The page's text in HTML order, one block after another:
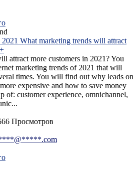
What marketing trends will attract
attract more customers in 2021? You
marketing trends of 2021 that will
times. You will find out why leads on
expensive and how to save money
of: customer experience, omnichannel,
Просмотров